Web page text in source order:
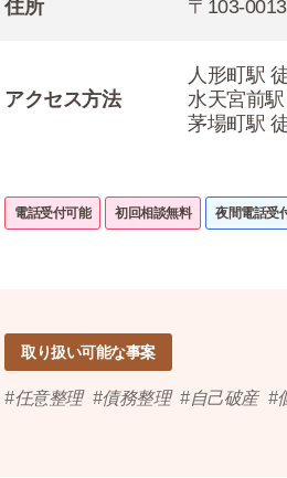
住所 〒103-
アクセス方法
人形町駅
水天宮前
茅場町駅
電話受付可能 初回相談無料 夜間電話受
取り扱い可能な事案
任意整理 債務整理 自己破産